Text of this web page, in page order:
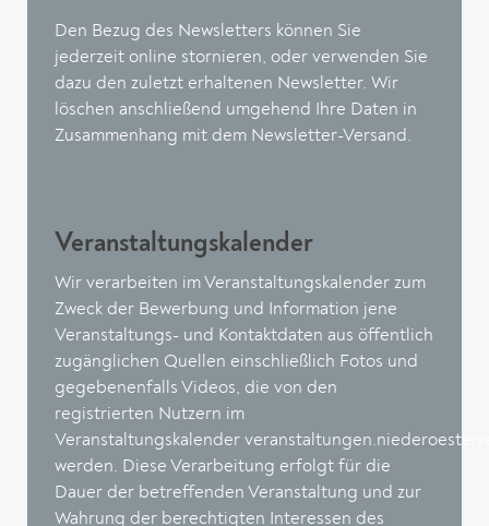
Den Bezug des Newsletters können Sie
jederzeit online stornieren, oder verwenden Sie
dazu den zuletzt erhaltenen Newsletter. Wir
löschen anschließend umgehend Ihre Daten in
Zusammenhang mit dem Newsletter-Versand.
Veranstaltungskalender
Wir verarbeiten im Veranstaltungskalender zum
Zweck der Bewerbung und Information jene
Veranstaltungs- und Kontaktdaten aus öffentlich
zugänglichen Quellen einschließlich Fotos und
gegebenenfalls Videos, die von den
registrierten Nutzern im
Veranstaltungskalender
werden. Diese Verarbeitung erfolgt für die
Dauer der betreffenden Veranstaltung und zur
Wahrung der berechtigten Interessen des